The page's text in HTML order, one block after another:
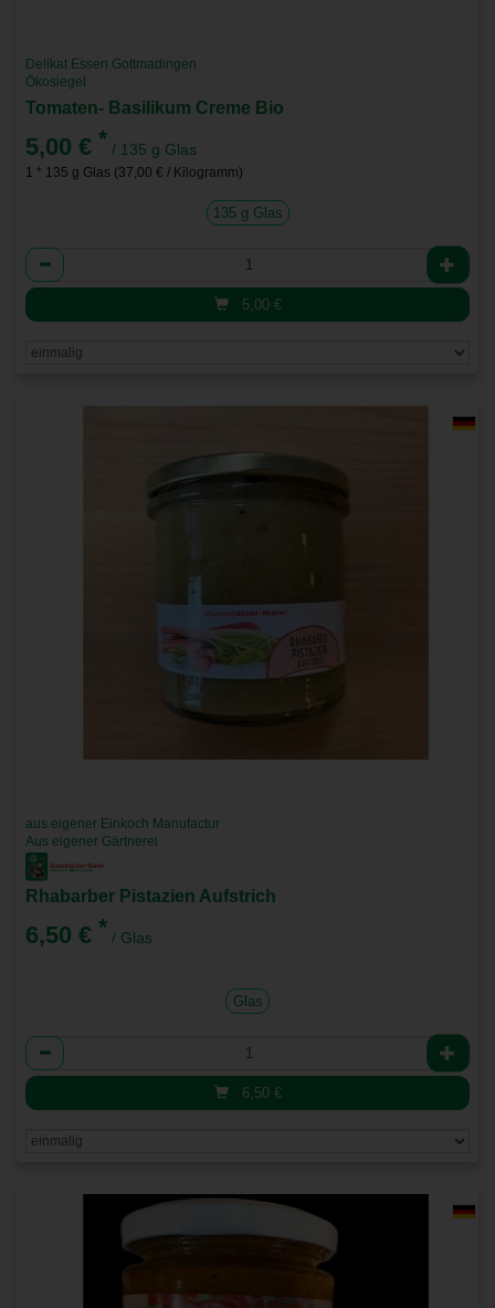
Delikat Essen Gottmadingen
Ökosiegel
Tomaten- Basilikum Creme Bio
5,00 € * / 135 g Glas
1 * 135 g Glas (37,00 € / Kilogramm)
135 g Glas
Anzahl
5,00 €
aus eigener Einkoch Manufactur
Aus eigener Gärtnerei
Rhabarber Pistazien Aufstrich
6,50 € * / Glas
Glas
Anzahl
6,50 €